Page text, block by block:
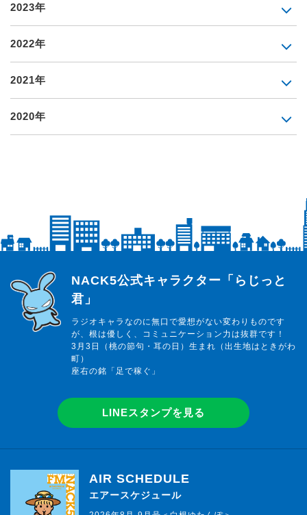
2023年
2022年
2021年
2020年
らじっと君
NACK5公式キャラクター「らじっと
君」
ラジオキャラなのに無口で愛想がない変わりものです
が、根は優しく、コミュニケーション力は抜群です！
3月3日（桃の節句・耳の日）生まれ（出生地はときがわ
町）
座右の銘「足で稼ぐ」
LINEスタンプを見る
AIR SCHEDULE
エアースケジュール